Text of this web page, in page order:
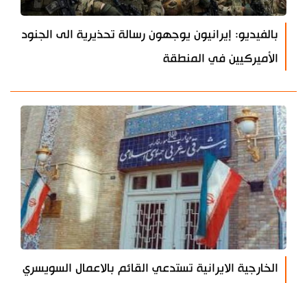
بالفيديو: إيرانيون يوجهون رسالة تحذيرية الى الجنود
الأميركيين في المنطقة
الخارجية الايرانية تستدعي القائم بالاعمال السويسري